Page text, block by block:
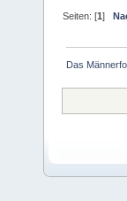
Seiten: [1]
Das